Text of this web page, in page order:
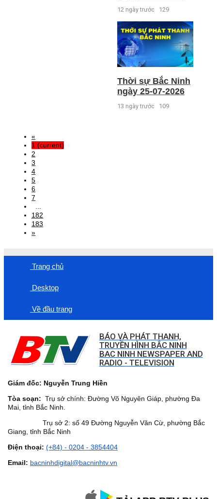
12 ngày trước 129
Thời sự Bắc Ninh
ngày 25-07-2026
13 ngày trước 109
«
1 (current)
2
3
4
5
6
7
182
183
»
Trang chủ
Desktop
Về đầu trang
BÁO VÀ PHÁT THANH,
TRUYỀN HÌNH BẮC NINH
BAC NINH NEWSPAPER AND
RADIO - TELEVISION
Giám đốc: Nguyễn Trung Hiền
Tòa soạn: Trụ sở chính: Đường Võ Nguyên Giáp, phường Đa
Mai, tỉnh Bắc Ninh.
Trụ sở 2: số 49 Đường Nguyễn Văn Cừ, phường Bắc
Giang, tỉnh Bắc Ninh
Điện thoại: (+84) - 0204 - 3854404
Email: bacninhdigital@bacninhtv.vn